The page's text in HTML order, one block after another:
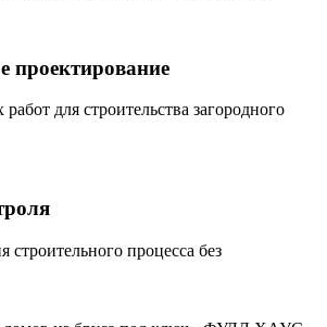
проектирование
для строительства загородного
строительного процесса без